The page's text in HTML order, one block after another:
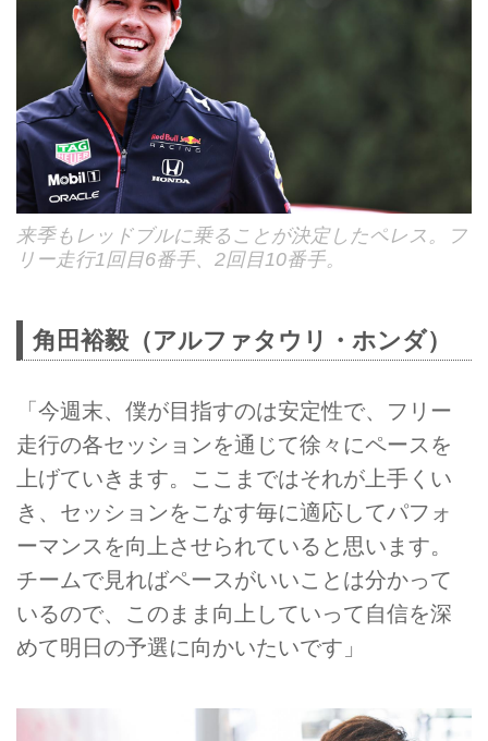
来季もレッドブルに乗ることが決定したペレス。フ
リー走行1回目6番手、2回目10番手。
角田裕毅（アルファタウリ・ホンダ）
「今週末、僕が目指すのは安定性で、フリー
走行の各セッションを通じて徐々にペースを
上げていきます。ここまではそれが上手くい
き、セッションをこなす毎に適応してパフォ
ーマンスを向上させられていると思います。
チームで見ればペースがいいことは分かって
いるので、このまま向上していって自信を深
めて明日の予選に向かいたいです」